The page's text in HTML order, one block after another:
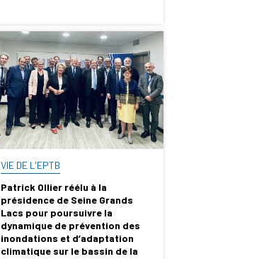
VIE DE L'EPTB
Patrick Ollier réélu à la
présidence de Seine Grands
Lacs pour poursuivre la
dynamique de prévention des
inondations et d’adaptation
climatique sur le bassin de la